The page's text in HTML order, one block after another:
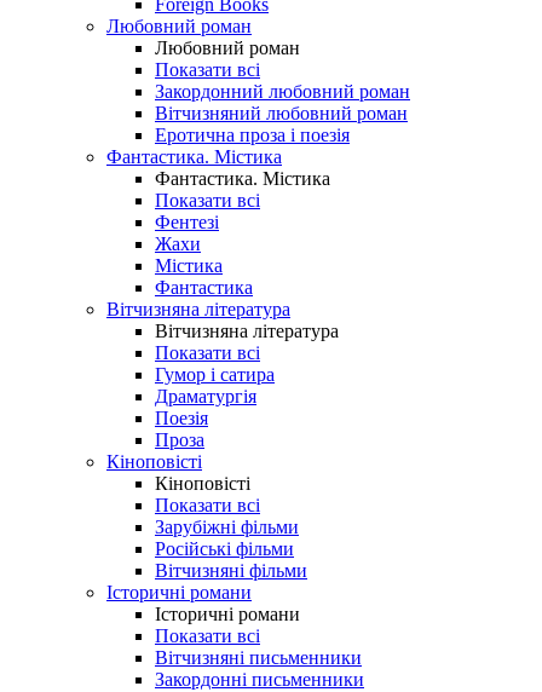
Foreign Books
Любовний роман
Любовний роман
Показати всі
Закордонний любовний роман
Вітчизняний любовний роман
Еротична проза і поезія
Фантастика. Містика
Фантастика. Містика
Показати всі
Фентезі
Жахи
Містика
Фантастика
Вітчизняна література
Вітчизняна література
Показати всі
Гумор і сатира
Драматургія
Поезія
Проза
Кіноповісті
Кіноповісті
Показати всі
Зарубіжні фільми
Російські фільми
Вітчизняні фільми
Історичні романи
Історичні романи
Показати всі
Вітчизняні письменники
Закордонні письменники